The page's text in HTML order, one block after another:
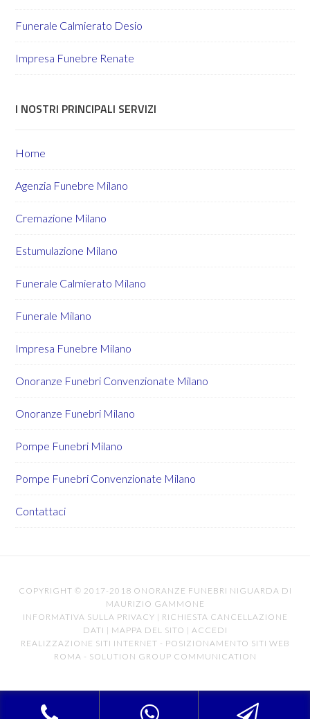
Funerale Calmierato Desio
Impresa Funebre Renate
I NOSTRI PRINCIPALI SERVIZI
Home
Agenzia Funebre Milano
Cremazione Milano
Estumulazione Milano
Funerale Calmierato Milano
Funerale Milano
Impresa Funebre Milano
Onoranze Funebri Convenzionate Milano
Onoranze Funebri Milano
Pompe Funebri Milano
Pompe Funebri Convenzionate Milano
Contattaci
COPYRIGHT © 2017-2018 ONORANZE FUNEBRI NIGUARDA DI
MAURIZIO GAMMONE
INFORMATIVA SULLA PRIVACY | RICHIESTA CANCELLAZIONE
DATI | MAPPA DEL SITO | ACCEDI
REALIZZAZIONE SITI INTERNET - POSIZIONAMENTO SITI WEB
ROMA - SOLUTION GROUP COMMUNICATION